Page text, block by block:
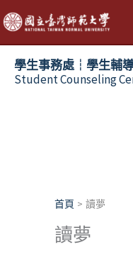
跳
至
主
學生事務處┆學生輔
Student Counseling
首頁 讀夢
讀夢